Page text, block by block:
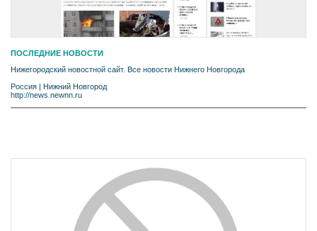
ПОСЛЕДНИЕ НОВОСТИ
Нижегородский новостной сайт. Все новости Нижнего Новгорода
Россия | Нижний Новгород
http://news.newnn.ru